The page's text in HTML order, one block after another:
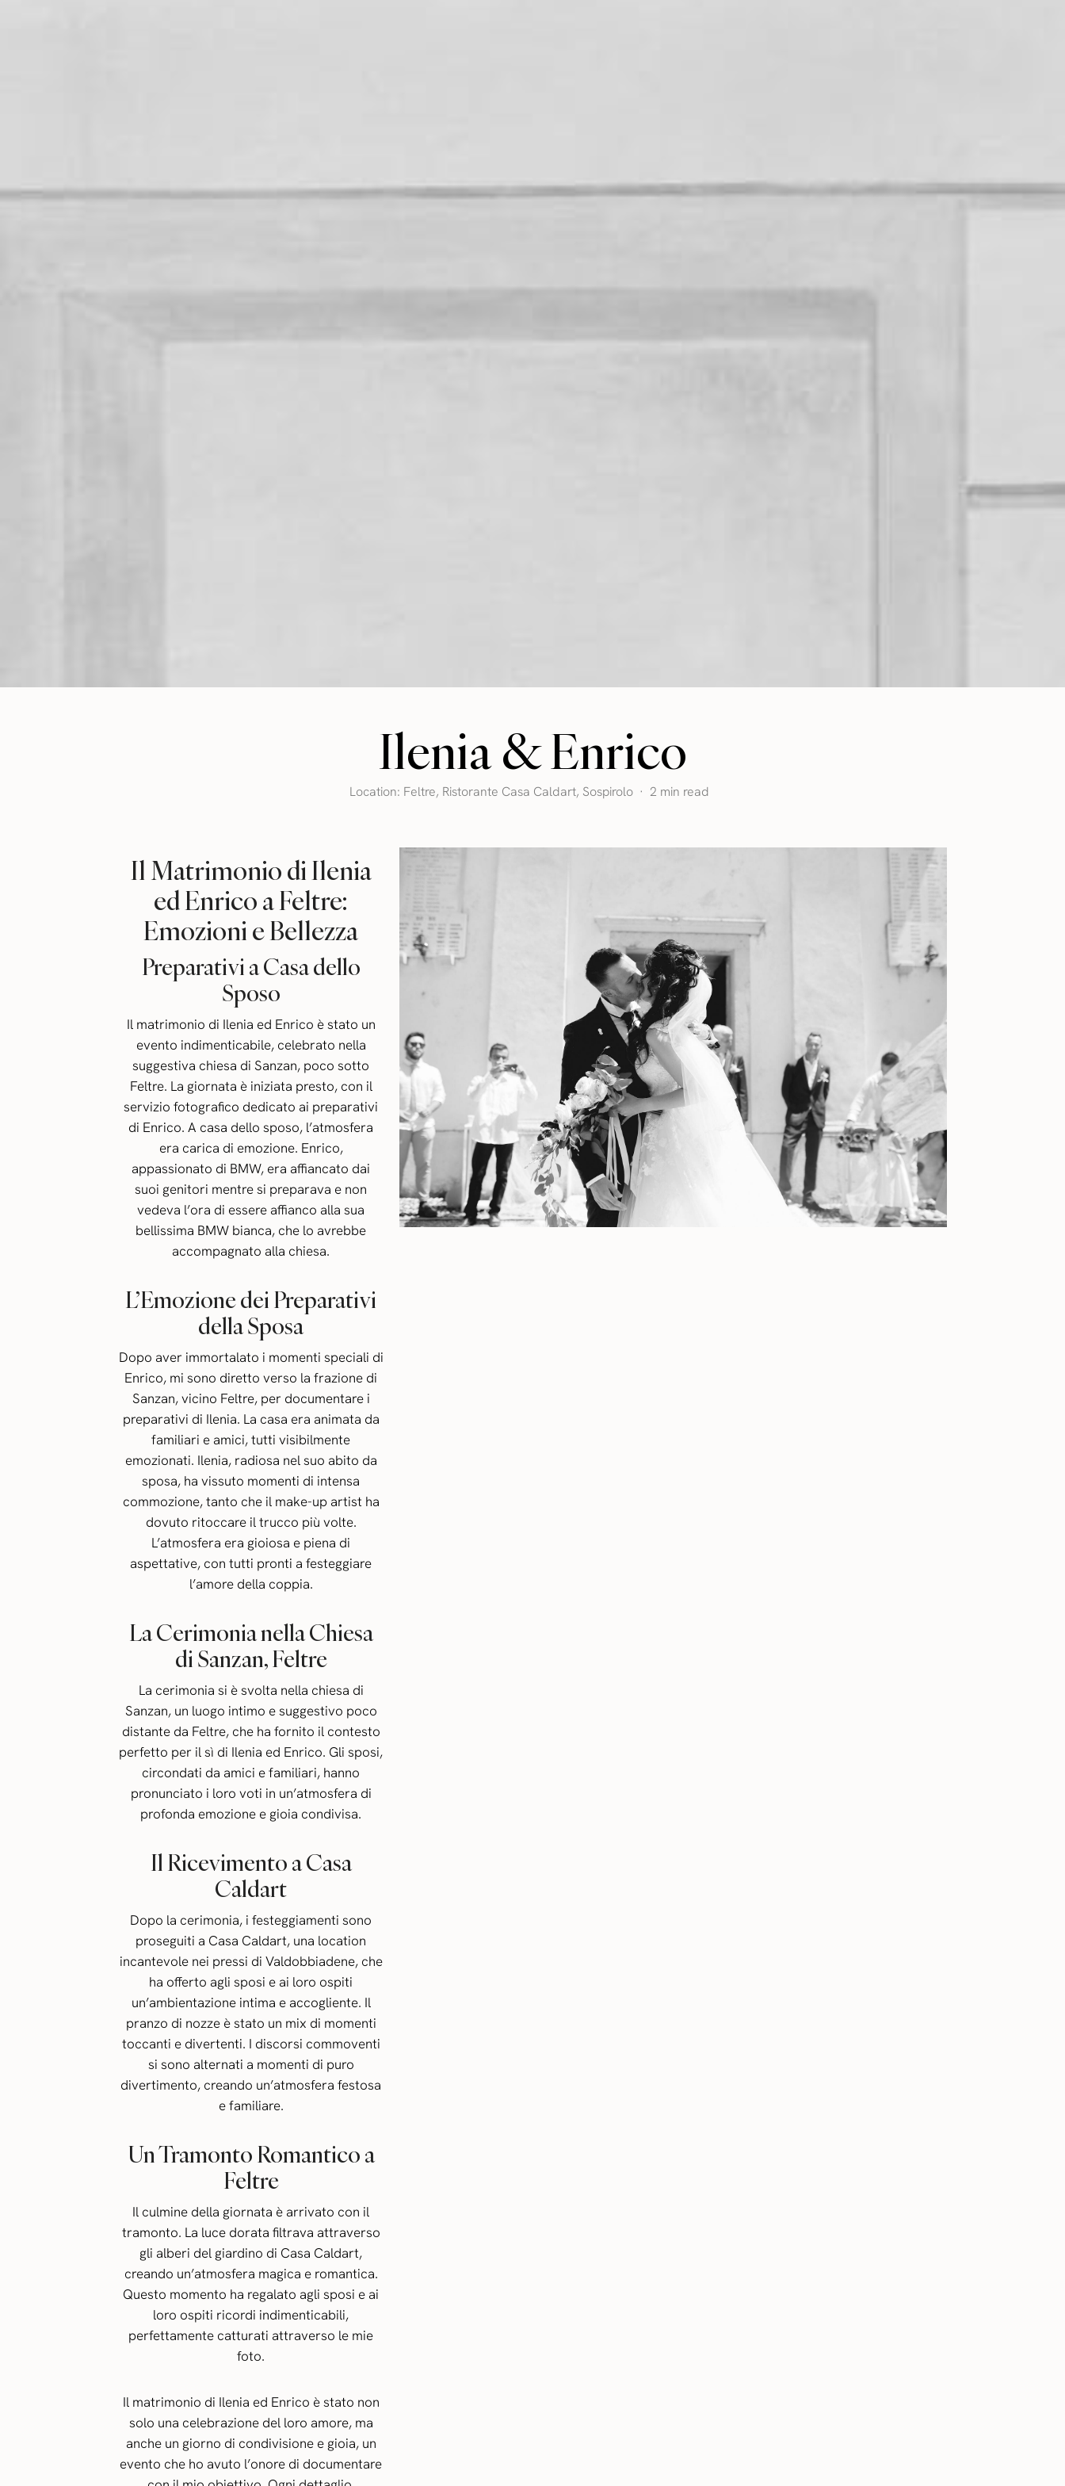
Ilenia & Enrico
Location: Feltre, Ristorante Casa Caldart, Sospirolo 2 min read
Il Matrimonio di Ilenia
ed Enrico a Feltre:
Emozioni e Bellezza
Preparativi a Casa dello
Sposo
Il matrimonio di Ilenia ed Enrico è stato un
evento indimenticabile, celebrato nella
suggestiva chiesa di Sanzan, poco sotto
Feltre. La giornata è iniziata presto, con il
servizio fotografico dedicato ai preparativi
di Enrico. A casa dello sposo, l’atmosfera
era carica di emozione. Enrico,
appassionato di BMW, era affiancato dai
suoi genitori mentre si preparava e non
vedeva l’ora di essere affianco alla sua
bellissima BMW bianca, che lo avrebbe
accompagnato alla chiesa.
L’Emozione dei Preparativi
della Sposa
Dopo aver immortalato i momenti speciali di
Enrico, mi sono diretto verso la frazione di
Sanzan, vicino Feltre, per documentare i
preparativi di Ilenia. La casa era animata da
familiari e amici, tutti visibilmente
emozionati. Ilenia, radiosa nel suo abito da
sposa, ha vissuto momenti di intensa
commozione, tanto che il make-up artist ha
dovuto ritoccare il trucco più volte.
L’atmosfera era gioiosa e piena di
aspettative, con tutti pronti a festeggiare
l’amore della coppia.
La Cerimonia nella Chiesa
di Sanzan, Feltre
La cerimonia si è svolta nella chiesa di
Sanzan, un luogo intimo e suggestivo poco
distante da Feltre, che ha fornito il contesto
perfetto per il sì di Ilenia ed Enrico. Gli sposi,
circondati da amici e familiari, hanno
pronunciato i loro voti in un’atmosfera di
profonda emozione e gioia condivisa.
Il Ricevimento a Casa
Caldart
Dopo la cerimonia, i festeggiamenti sono
proseguiti a Casa Caldart, una location
incantevole nei pressi di Valdobbiadene, che
ha offerto agli sposi e ai loro ospiti
un’ambientazione intima e accogliente. Il
pranzo di nozze è stato un mix di momenti
toccanti e divertenti. I discorsi commoventi
si sono alternati a momenti di puro
divertimento, creando un’atmosfera festosa
e familiare.
Un Tramonto Romantico a
Feltre
Il culmine della giornata è arrivato con il
tramonto. La luce dorata filtrava attraverso
gli alberi del giardino di Casa Caldart,
creando un’atmosfera magica e romantica.
Questo momento ha regalato agli sposi e ai
loro ospiti ricordi indimenticabili,
perfettamente catturati attraverso le mie
foto.
Il matrimonio di Ilenia ed Enrico è stato non
solo una celebrazione del loro amore, ma
anche un giorno di condivisione e gioia, un
evento che ho avuto l’onore di documentare